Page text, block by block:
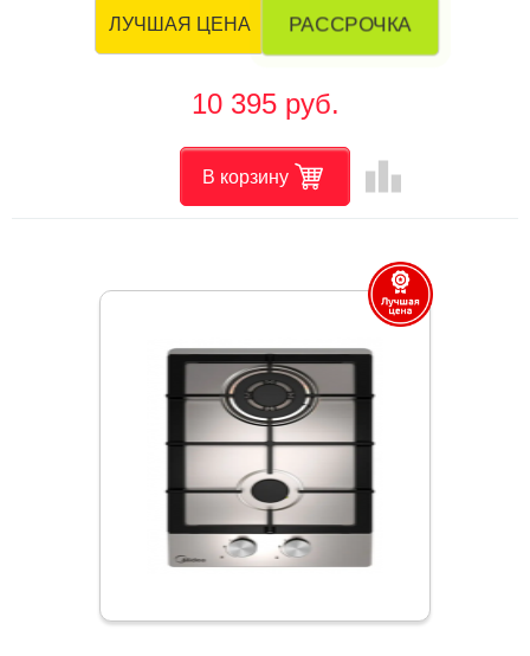
ЛУЧШАЯ ЦЕНА РАССРОЧКА
10 395 руб.
В корзину leaderboard